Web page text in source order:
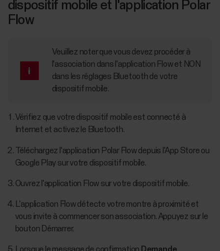
dispositif mobile et l'application Polar
Flow
Veuillez noter que vous devez procéder à
l'association dans l'application Flow et NON
dans les réglages Bluetooth de votre
dispositif mobile.
Vérifiez que votre dispositif mobile est connecté à
Internet et activez le Bluetooth.
Téléchargez l'application Polar Flow depuis l'App Store ou
Google Play sur votre dispositif mobile.
Ouvrez l'application Flow sur votre dispositif mobile.
L'application Flow détecte votre montre à proximité et
vous invite à commencer son association. Appuyez sur le
bouton Démarrer.